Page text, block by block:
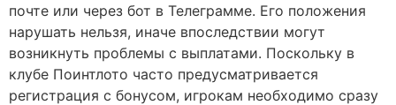
почте или через бот в Телеграмме. Его положения
нарушать нельзя, иначе впоследствии могут
возникнуть проблемы с выплатами. Поскольку в
клубе Поинтлото часто предусматривается
регистрация с бонусом, игрокам необходимо сразу